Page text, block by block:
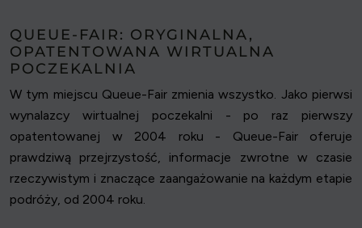
QUEUE-FAIR: ORYGINALNA,
OPATENTOWANA WIRTUALNA
POCZEKALNIA
W tym miejscu Queue-Fair zmienia wszystko. Jako pierwsi
wynalazcy wirtualnej poczekalni - po raz pierwszy
opatentowanej w 2004 roku - Queue-Fair oferuje
prawdziwą przejrzystość, informacje zwrotne w czasie
rzeczywistym i znaczące zaangażowanie na każdym etapie
podróży, od 2004 roku.